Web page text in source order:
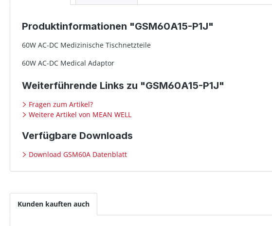
Produktinformationen "GSM60A15-P1J"
60W AC-DC Medizinische Tischnetzteile
60W AC-DC Medical Adaptor
Weiterführende Links zu "GSM60A15-P1J"
Fragen zum Artikel?
Weitere Artikel von MEAN WELL
Verfügbare Downloads
Download GSM60A Datenblatt
Kunden kauften auch